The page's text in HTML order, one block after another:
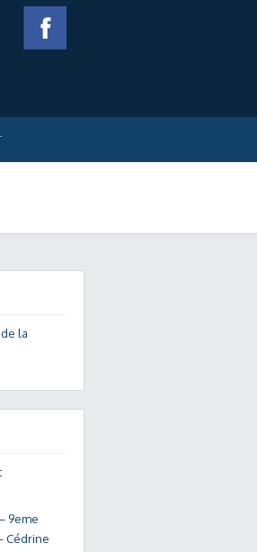
la
9eme
Cédrine